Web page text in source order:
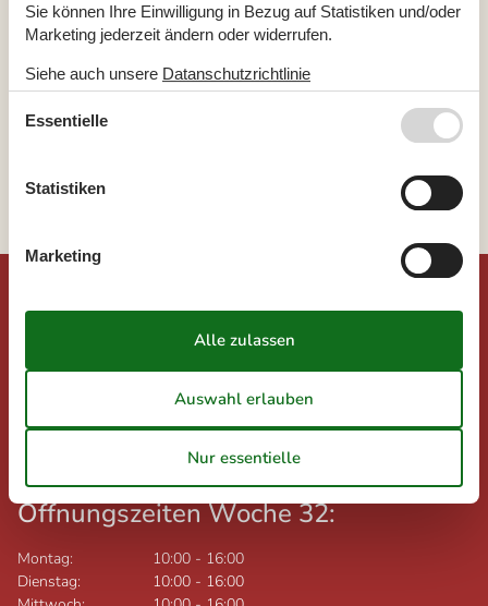
Artikel
Alle
Langerhuse
©Urlaub.dk
Nygade 8B, 2.th
Öffnungszeiten Woche 32:
Montag: 10:00 - 16:00
Dienstag:
10:00 - 16:00
Sie können Ihre Einwilligung in Bezug auf Statistiken und/oder
Marketing jederzeit ändern oder widerrufen.
Siehe auch unsere Datanschutzrichtlinie
Essentielle
Statistiken
Marketing